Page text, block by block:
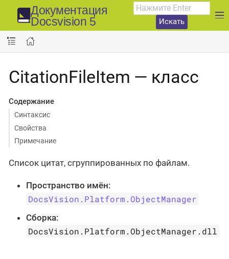
Документация
Docsvision 5
Искать
CitationFileItem — класс
Содержание
Синтаксис
Свойства
Примечание
Список цитат, сгруппированных по файлам.
Пространство имён:
DocsVision.Platform.ObjectManager
Сборка:
DocsVision.Platform.ObjectManager.dll